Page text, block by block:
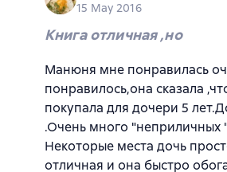
15 May 2016
Книга отличная ,но
Манюня мне понравилась
понравилось,она сказала
покупала для дочери 5
.Очень много "неприличных
Некоторые места дочь
отличная и она быстро